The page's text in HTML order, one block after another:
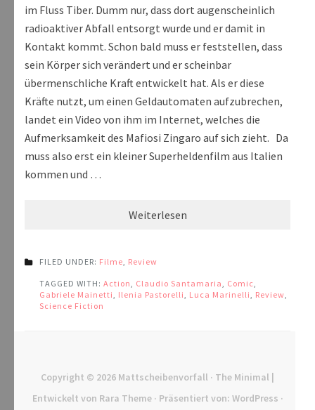
im Fluss Tiber. Dumm nur, dass dort augenscheinlich
radioaktiver Abfall entsorgt wurde und er damit in
Kontakt kommt. Schon bald muss er feststellen, dass
sein Körper sich verändert und er scheinbar
übermenschliche Kraft entwickelt hat. Als er diese
Kräfte nutzt, um einen Geldautomaten aufzubrechen,
landet ein Video von ihm im Internet, welches die
Aufmerksamkeit des Mafiosi Zingaro auf sich zieht. Da
muss also erst ein kleiner Superheldenfilm aus Italien
kommen und …
Weiterlesen
FILED UNDER: Filme Review
TAGGED WITH: Action Claudio Santamaria Comic
Gabriele Mainetti
Ilenia Pastorelli Luca Marinelli Review
Science Fiction
Copyright © 2026 Mattscheibenvorfall · The Minimal |
Entwickelt von Rara Theme· Präsentiert von: WordPress ·